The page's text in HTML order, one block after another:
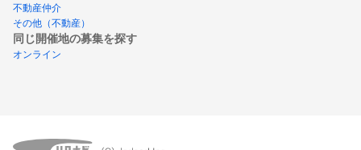
不動産仲介
その他（不動産）
同じ開催地の募集を探す
オンライン